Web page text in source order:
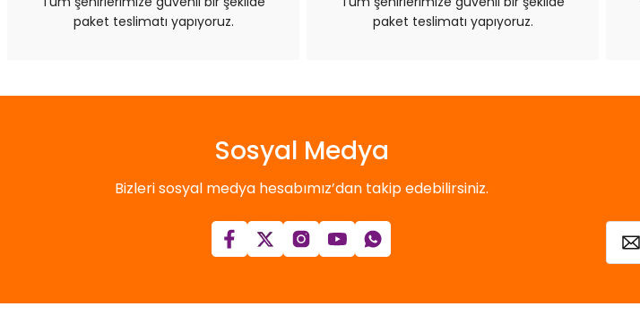
paket teslimatı yapıyoruz.
paket teslimatı yapıyoruz.
Sosyal Medya
Bizleri sosyal medya hesabımız’dan takip edebilirsiniz.